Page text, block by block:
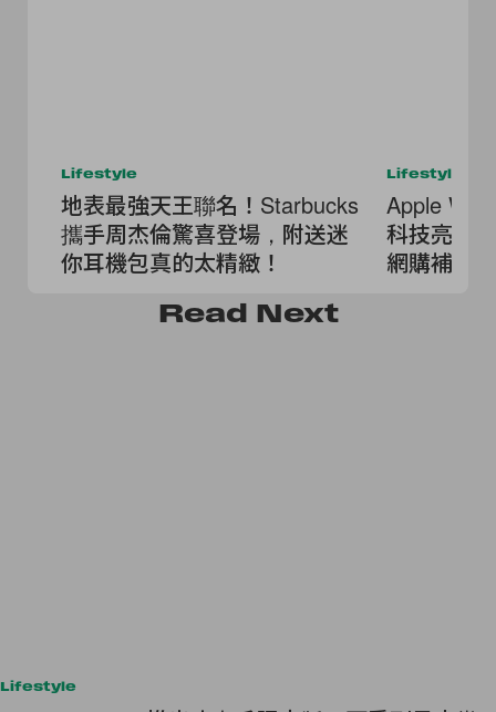
Lifestyle
地表最強天王聯名！Starbucks
攜手周杰倫驚喜登場，附送迷
你耳機包真的太精緻！
Lifestyle
Apple
科技亮點
網購補貨
Read Next
Lifestyle